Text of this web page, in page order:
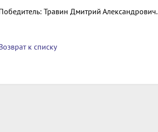
Травин Дмитрий Александрович.
к списку